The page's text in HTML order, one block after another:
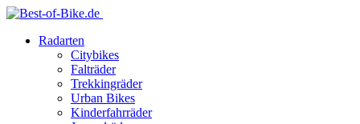
Radarten
Citybikes
Falträder
Trekkingräder
Urban Bikes
Kinderfahrräder